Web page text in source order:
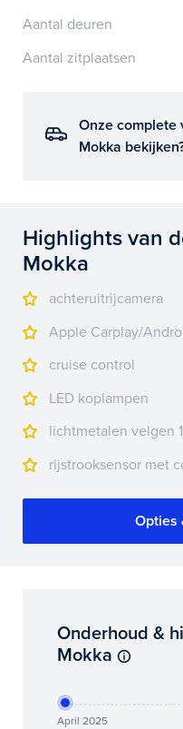
Aantal deuren
Aantal zitplaatsen
Onze complete
Mokka
Highlights van
Mokka
achteruitrijcamera
Apple Carplay/
cruise control
LED koplampen
lichtmetalen velgen
rijstrooksensor met
Opties
Onderhoud &
Mokka
April 2025